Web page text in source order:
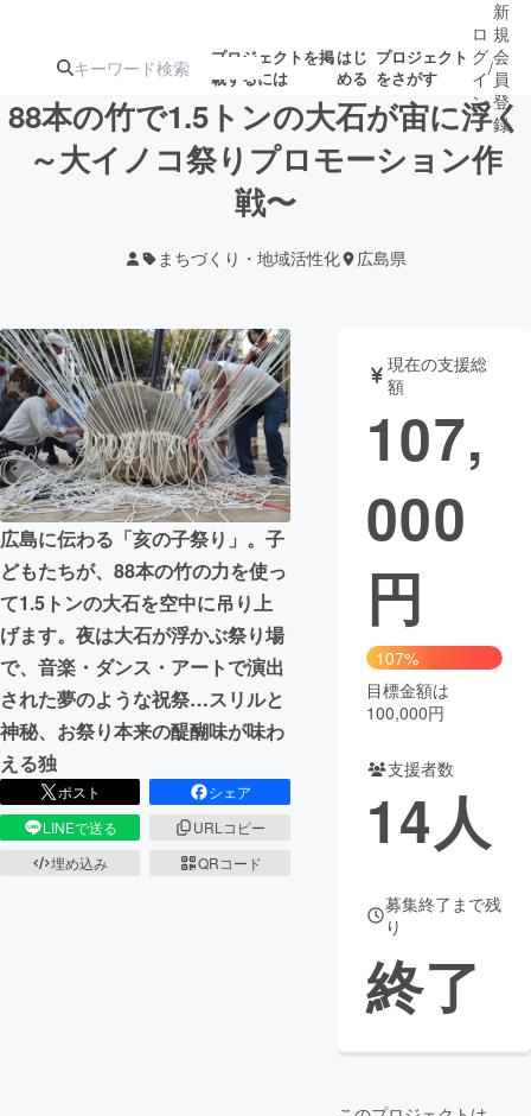
プロジェクトを掲
載するには
はじ
める
プロジェクト
をさがす
注目の新着プロ募集終了が近いプ
テクノロジー・ガジェット
映像・映画 書籍・雑誌
ビジネス・起業 チャレンジ
まちづくり・地域活性化
CAMPFIRE for Social Good
CAMPFIRE Creation
CAMPFIREふるさと納税
コミュニティ
ロ
グ
イ
ン
/
新
規
会
員
登
録
88本の竹で1.5トンの大石が宙に浮く
～大イノコ祭りプロモーション作
戦〜
まちづくり・地域活性化 広島県
広島に伝わる「亥の子祭り」。子
どもたちが、88本の竹の力を使っ
て1.5トンの大石を空中に吊り上
げます。夜は大石が浮かぶ祭り場
で、音楽・ダンス・アートで演出
された夢のような祝祭…スリルと
神秘、お祭り本来の醍醐味が味わ
える独
ポスト
シェア
LINEで送る
URLコピー
埋め込み
QRコード
現在の支援総
額
107,
000
円
107%
目標金額は
100,000円
支援者数
14人
募集終了まで残
り
終了